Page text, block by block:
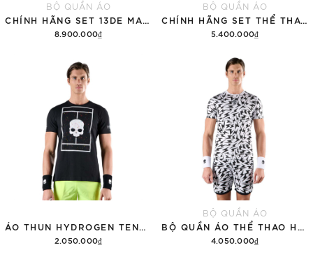
BỘ QUẦN ÁO
8.900.000₫
BỘ QUẦN ÁO
5.400.000₫
Thêm vào giỏ hàng
2.050.000₫
BỘ QUẦN ÁO
4.050.000₫